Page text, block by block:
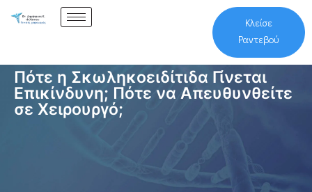
Κλείσε
Ραντεβού
Πότε η Σκωληκοειδίτιδα Γίνεται
Επικίνδυνη; Πότε να Απευθυνθείτε
σε Χειρουργό;